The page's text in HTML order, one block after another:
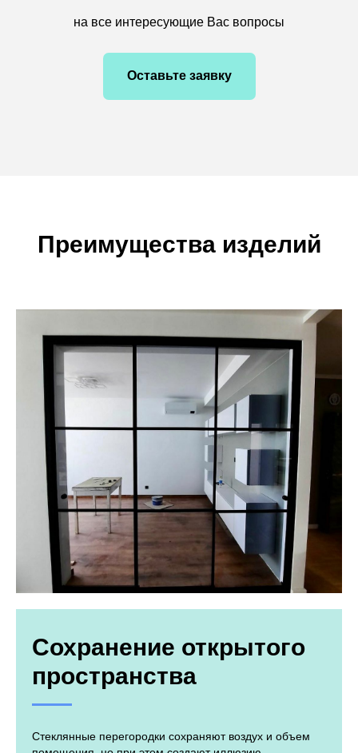
на все интересующие Вас вопросы
Оставьте заявку
Преимущества изделий
Сохранение открытого
пространства
Стеклянные перегородки сохраняют воздух и объем